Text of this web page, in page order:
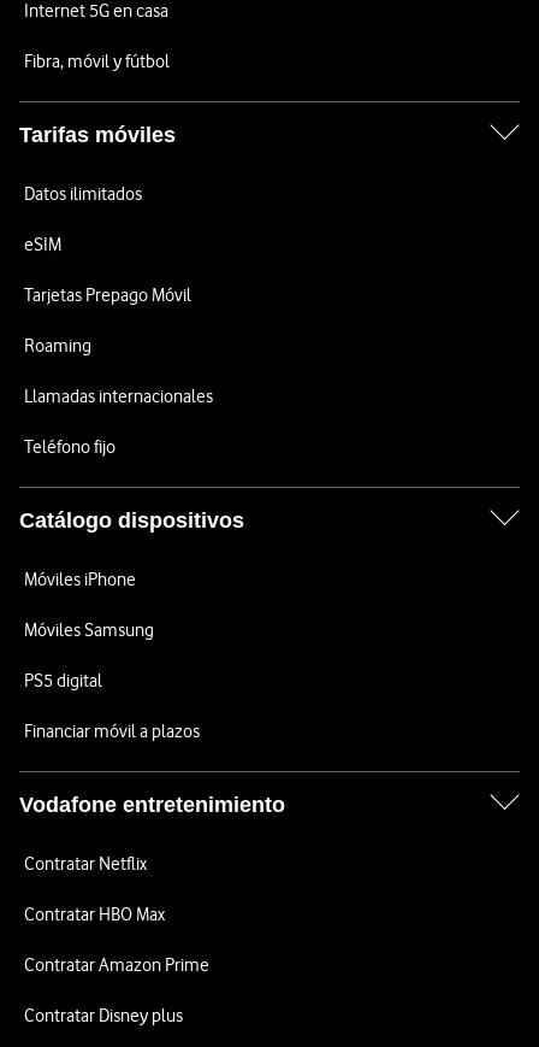
Internet 5G en casa
Fibra, móvil y fútbol
Tarifas móviles
Datos ilimitados
eSIM
Tarjetas Prepago Móvil
Roaming
Llamadas internacionales
Teléfono fijo
Catálogo dispositivos
Móviles iPhone
Móviles Samsung
PS5 digital
Financiar móvil a plazos
Vodafone entretenimiento
Contratar Netflix
Contratar HBO Max
Contratar Amazon Prime
Contratar Disney plus